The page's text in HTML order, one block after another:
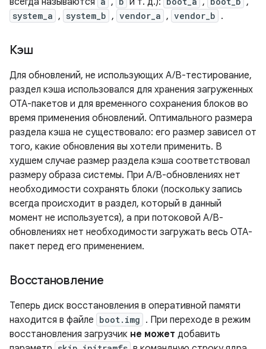
system_a , system_b , vendor_a , vendor_b .
Кэш
Для обновлений, не использующих A/B-тестирование,
раздел кэша использовался для хранения загруженных
OTA-пакетов и для временного сохранения блоков во
время применения обновлений. Оптимального размера
раздела кэша не существовало: его размер зависел от
того, какие обновления вы хотели применить. В
худшем случае размер раздела кэша соответствовал
размеру образа системы. При A/B-обновлениях нет
необходимости сохранять блоки (поскольку запись
всегда происходит в раздел, который в данный
момент не используется), а при потоковой A/B-
обновлениях нет необходимости загружать весь OTA-
пакет перед его применением.
Восстановление
Теперь диск восстановления в оперативной памяти
находится в файле boot.img . При переходе в режим
восстановления загрузчик не может добавить